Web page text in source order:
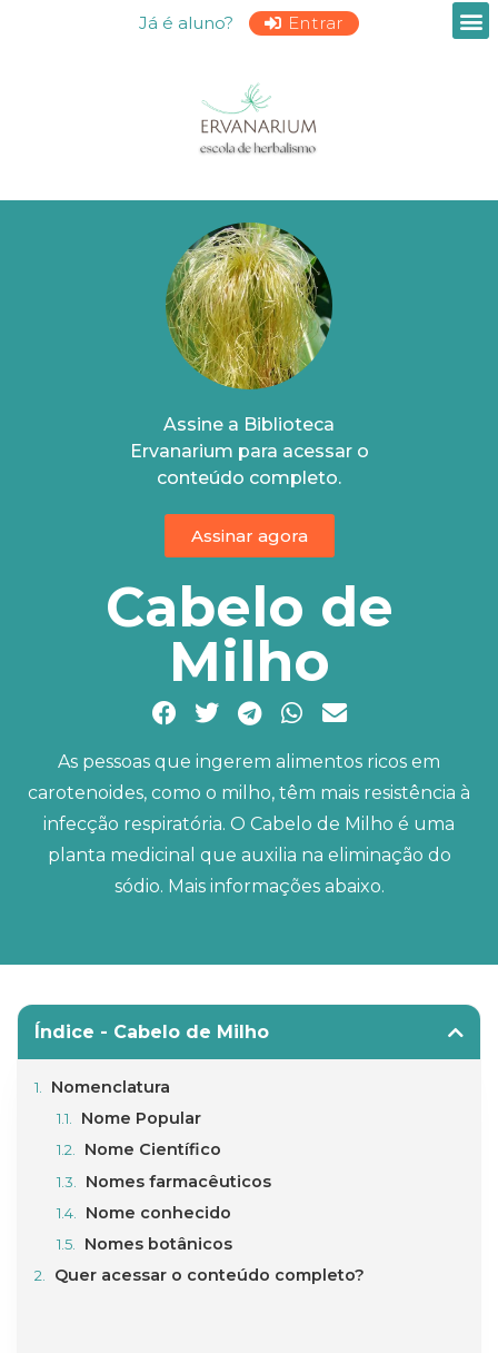
Já é aluno? Entrar
Cabelo de
Milho
As pessoas que ingerem alimentos ricos em
carotenoides, como o milho, têm mais resistência à
infecção respiratória. O Cabelo de Milho é uma
planta medicinal que auxilia na eliminação do
sódio. Mais informações abaixo.
Assine a Biblioteca
Ervanarium para acessar o
conteúdo completo.
Assinar agora
Índice - Cabelo de Milho
Nomenclatura
Nome Popular
Nome Científico
Nomes farmacêuticos
Nome conhecido
Nomes botânicos
Quer acessar o conteúdo completo?